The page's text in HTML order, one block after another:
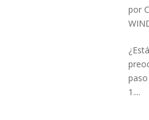
por
1....